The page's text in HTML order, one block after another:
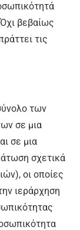
βεβαίως
τις
των
σε μια
σε μια
σχετικά
οι οποίες
ιεράρχηση